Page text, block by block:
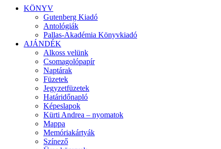
KÖNYV
Gutenberg Kiadó
Antológiák
Pallas-Akadémia Könyvkiadó
AJÁNDÉK
Alkoss velünk
Csomagolópapír
Naptárak
Füzetek
Jegyzetfüzetek
Határidőnapló
Képeslapok
Kürti Andrea – nyomatok
Mappa
Memóriakártyák
Színező